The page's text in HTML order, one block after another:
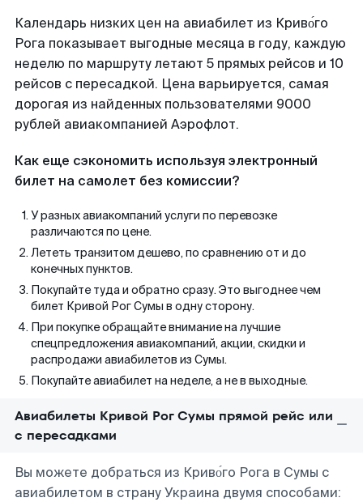
Календарь низких цен на авиабилет из Криво́го
Рога показывает выгодные месяца в году, каждую
неделю по маршруту летают 5 прямых рейсов и 10
рейсов с пересадкой. Цена варьируется, самая
дорогая из найденных пользователями 9000
рублей авиакомпанией Аэрофлот.
Как еще сэкономить используя электронный
билет на самолет без комиссии?
У разных авиакомпаний услуги по перевозке
различаются по цене.
Лететь транзитом дешево, по сравнению от и до
конечных пунктов.
Покупайте туда и обратно сразу. Это выгоднее чем
билет Кривой Рог Сумы в одну сторону.
При покупке обращайте внимание на лучшие
спецпредложения авиакомпаний, акции, скидки и
распродажи авиабилетов из Сумы.
Покупайте авиабилет на неделе, а не в выходные.
Авиабилеты Кривой Рог Сумы прямой рейс или
с пересадками
Вы можете добраться из Криво́го Рога в Сумы с
авиабилетом в страну Украина двумя способами: